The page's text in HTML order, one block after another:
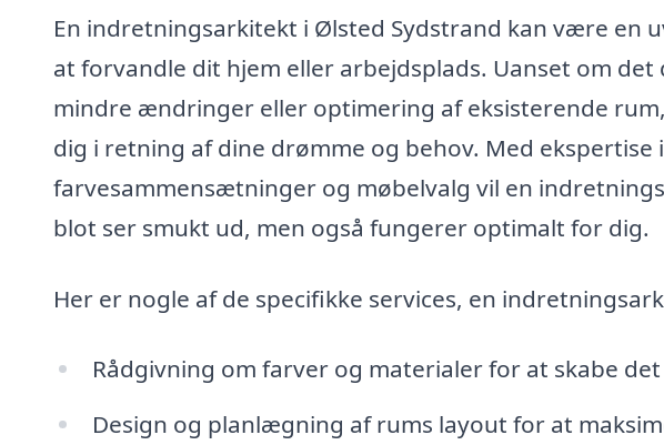
En indretningsarkitekt i Ølsted Sydstrand kan være en
at forvandle dit hjem eller arbejdsplads. Uanset om
mindre ændringer eller optimering af eksisterende
dig i retning af dine drømme og behov. Med
farvesammensætninger og møbelvalg vil en
blot ser smukt ud, men også fungerer optimalt for dig.
Her er nogle af de specifikke services, en
Rådgivning om farver og materialer for at skabe
Design og planlægning af rums layout for at